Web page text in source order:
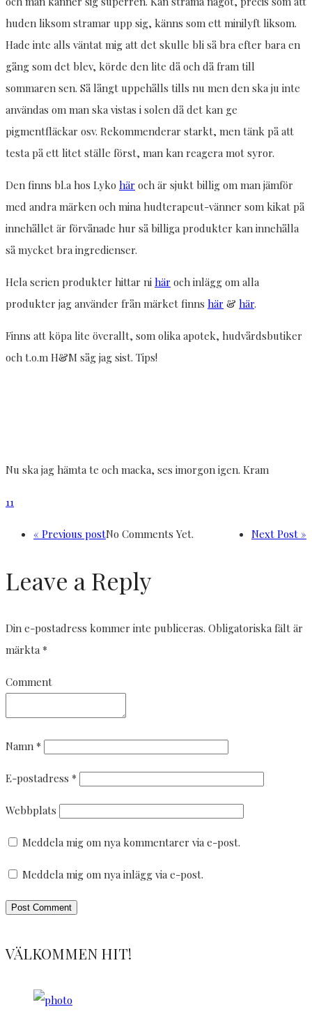
huden liksom stramar upp sig, känns som ett minilyft liksom.
Hade inte alls väntat mig att det skulle bli så bra efter bara en
gång som det blev, körde den lite då och då fram till
sommaren sen. Så långt uppehålls tills nu men den ska ju inte
användas om man ska vistas i solen då det kan ge
pigmentfläckar osv. Rekommenderar starkt, men tänk på att
testa på ett litet ställe först, man kan reagera mot syror.
Den finns bl.a hos Lyko här och är sjukt billig om man jämför
med andra märken och mina hudterapeut-vänner som kikat på
innehållet är förvånade hur så billiga produkter kan innehålla
så mycket bra ingredienser.
Hela serien produkter hittar ni här och inlägg om alla
produkter jag använder från märket finns här & här.
Finns att köpa lite överallt, som olika apotek, hudvårdsbutiker
och t.o.m H&M såg jag sist. Tips!
Nu ska jag hämta te och macka, ses imorgon igen. Kram
11
« Previous post Next Post »
No Comments Yet.
Leave a Reply
Din e-postadress kommer inte publiceras. Obligatoriska fält är
märkta*
Comment
Namn *
E-postadress *
Webbplats
Meddela mig om nya kommentarer via e-post.
Meddela mig om nya inlägg via e-post.
VÄLKOMMEN HIT!